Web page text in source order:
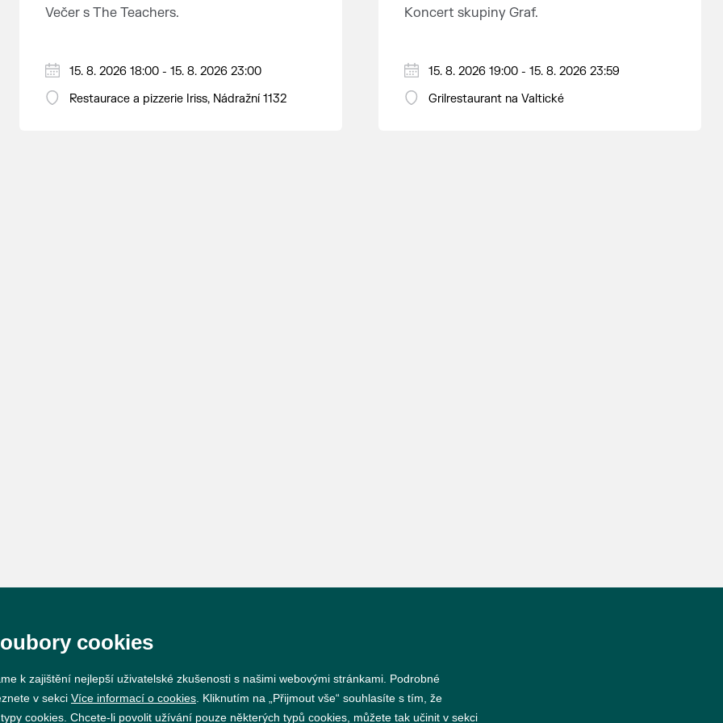
nejrozsáhlejší parkově upravená
kulturního dědictví UNESCO.
Večer s The Teachers.
15. 8. 2026 18:00 - 15. 8. 2026 23:00
Restaurace a pizzerie Iriss, Nádražní 1132
Koncert skupiny Graf.
15. 8. 2026 19:00 - 15. 8. 2026 23:59
Grilrestaurant na Valtické
cookies
k zajištění nejlepší uživatelské zkušenosti s našimi webovými stránkami. Podrobné
v sekci Více informací o cookies . Kliknutím na „Přijmout vše“ souhlasíte s tím, že
cookies. Chcete-li povolit užívání pouze některých typů cookies, můžete tak učinit v sekci